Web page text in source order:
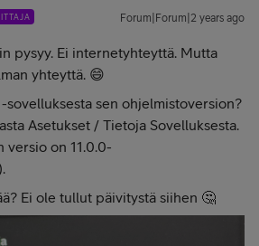
Forum|Forum|2 years ago
pysyy. Ei internetyhteyttä. Mutta
yhteyttä. 😄
sovelluksesta sen ohjelmistoversion?
Asetukset / Tietoja Sovelluksesta.
versio on 11.0.0-
Ei ole tullut päivitystä siihen 🤔